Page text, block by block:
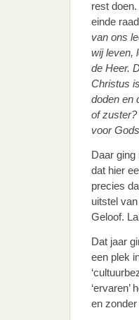
rest
einde
van ons
wij leven,
de Heer.
Christus
doden en
of zuster?
voor
Daar
dat hier
precies
uitstel
Geloof.
Dat jaar
een plek
en